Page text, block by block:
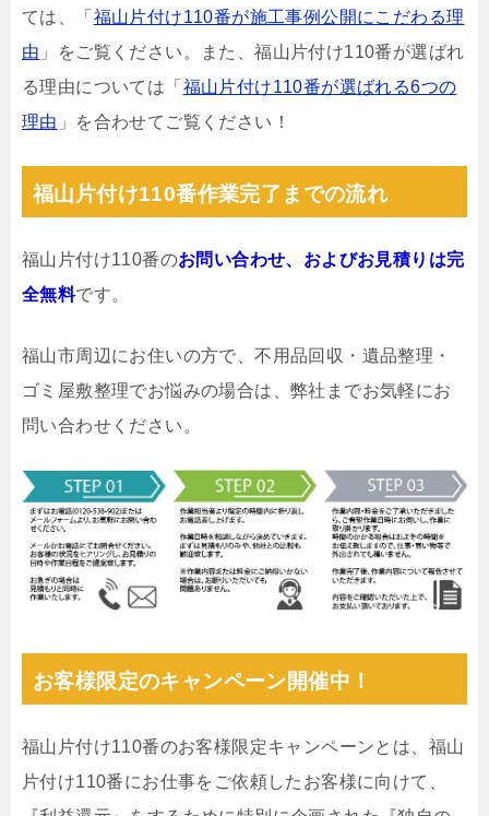
ては、「 福山片付け110番が施工事例公開にこだわる理
由 」をご覧ください。また、福山片付け110番が選ばれ
る理由については「 福山片付け110番が選ばれる6つの
理由 」を合わせてご覧ください！
福山片付け110番作業完了までの流れ
福山片付け110番のお問い合わせ、およびお見積りは完
全無料です。
福山市周辺にお住いの方で、不用品回収・遺品整理・
ゴミ屋敷整理でお悩みの場合は、弊社までお気軽にお
問い合わせください。
お客様限定のキャンペーン開催中！
福山片付け110番のお客様限定キャンペーンとは、福山
片付け110番にお仕事をご依頼したお客様に向けて、